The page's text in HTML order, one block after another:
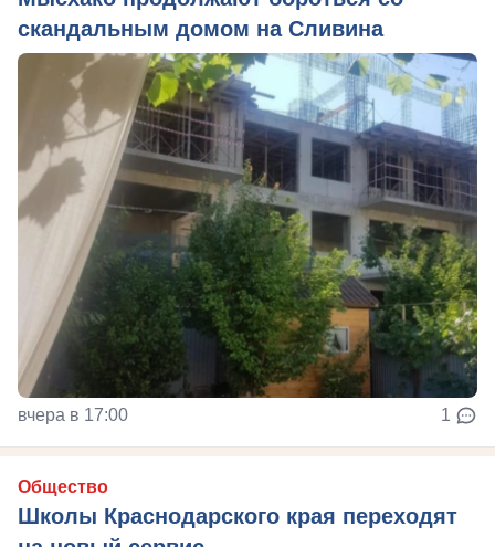
скандальным домом на Сливина
вчера в 17:00 1
Общество
Школы Краснодарского края переходят